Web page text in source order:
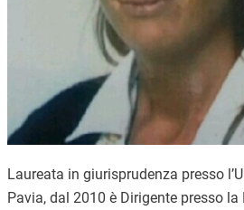
Laureata in giurisprudenza presso
Pavia, dal 2010 è Dirigente presso